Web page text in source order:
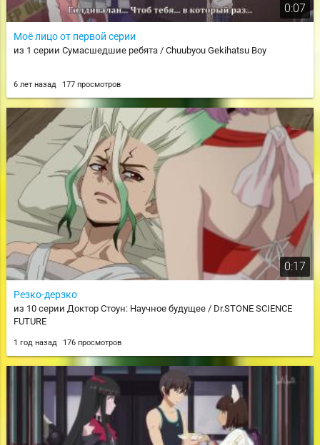
0:07
Моё лицо от первой серии
из 1 серии Сумасшедшие ребята / Chuubyou Gekihatsu Boy
6 лет назад 177 просмотров
0:17
Резко-дерзко
из 10 серии Доктор Стоун: Научное будущее / Dr.STONE SCIENCE
FUTURE
1 год назад 176 просмотров